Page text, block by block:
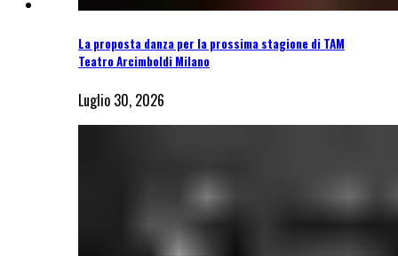
La proposta danza per la prossima stagione di TAM
Teatro Arcimboldi Milano
Luglio 30, 2026